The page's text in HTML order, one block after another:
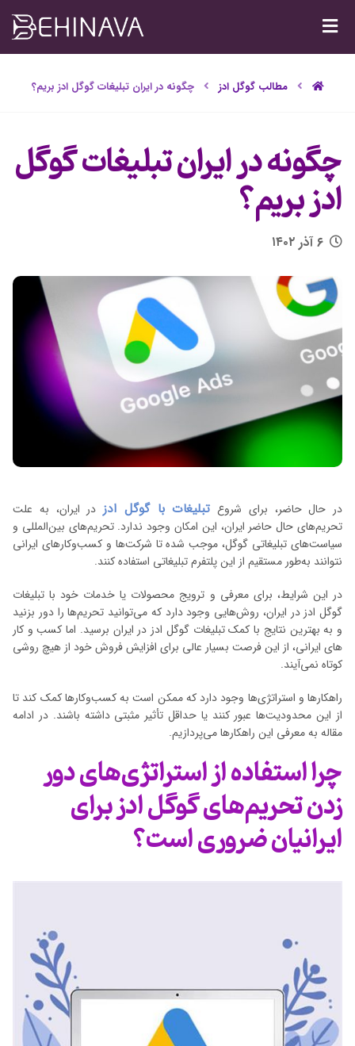
مطالب گوگل ادز چگونه در ایران تبلیغات گوگل ادز بریم؟
چگونه در ایران تبلیغات گوگل
ادز بریم؟
۶ آذر ۱۴۰۲
در حال حاضر، برای شروع تبلیغات با گوگل ادز در ایران، به علت
تحریم‌های حال حاضر ایران، این امکان وجود ندارد. تحریم‌های بین‌المللی و
سیاست‌های تبلیغاتی گوگل، موجب شده تا شرکت‌ها و کسب‌وکارهای ایرانی
نتوانند به‌طور مستقیم از این پلتفرم تبلیغاتی استفاده کنند.
در این شرایط، برای معرفی و ترویج محصولات یا خدمات خود با تبلیغات
گوگل ادز در ایران، روش‌هایی وجود دارد که می‌توانید تحریم‌ها را دور بزنید
و به بهترین نتایج با کمک تبلیغات گوگل ادز در ایران برسید. اما کسب و کار
های ایرانی، از این فرصت بسیار عالی برای افزایش فروش خود از هیچ روشی
کوتاه نمی‌آیند.
راهکارها و استراتژی‌ها وجود دارد که ممکن است به کسب‌وکارها کمک کند تا
از این محدودیت‌ها عبور کنند یا حداقل تأثیر مثبتی داشته باشند. در ادامه
مقاله به معرفی این راهکارها می‌پردازیم.
چرا استفاده از استراتژی‌های دور
زدن تحریم‌های گوگل ادز برای
ایرانیان ضروری است؟